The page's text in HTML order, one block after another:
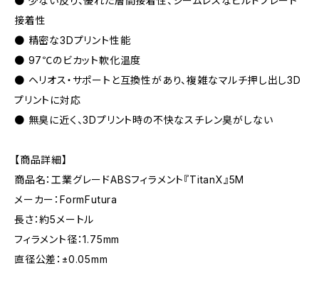
接着性
● 精密な3Dプリント性能
● 97℃のビカット軟化温度
● ヘリオス・サポートと互換性があり、複雑なマルチ押し出し3D
プリントに対応
● 無臭に近く、3Dプリント時の不快なスチレン臭がしない
【商品詳細】
商品名：工業グレードABSフィラメント『TitanX』5M
メーカー：FormFutura
長さ：約5メートル
フィラメント径：1.75mm
直径公差：±0.05mm